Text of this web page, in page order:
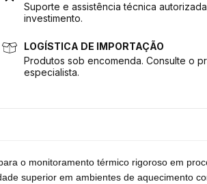
Suporte e assistência técnica
investimento.
LOGÍSTICA DE IMPORTAÇÃO
Produtos sob encomenda. Consulte o
especialista.
o monitoramento térmico rigoroso em
superior em ambientes de aquecimento